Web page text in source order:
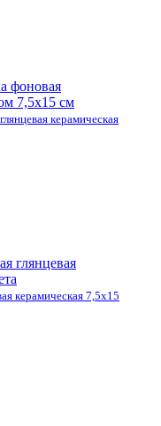
керамическая
керамическая 7,5х15